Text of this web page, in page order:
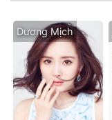
Dương Mịch